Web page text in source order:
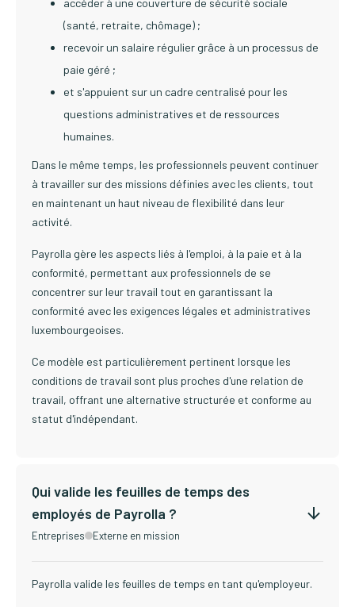
accéder à une couverture de sécurité sociale
(santé, retraite, chômage) ;
recevoir un salaire régulier grâce à un processus de
paie géré ;
et s'appuient sur un cadre centralisé pour les
questions administratives et de ressources
humaines.
Dans le même temps, les professionnels peuvent continuer
à travailler sur des missions définies avec les clients, tout
en maintenant un haut niveau de flexibilité dans leur
activité.
Payrolla gère les aspects liés à l'emploi, à la paie et à la
conformité, permettant aux professionnels de se
concentrer sur leur travail tout en garantissant la
conformité avec les exigences légales et administratives
luxembourgeoises.
Ce modèle est particulièrement pertinent lorsque les
conditions de travail sont plus proches d'une relation de
travail, offrant une alternative structurée et conforme au
statut d'indépendant.
Qui valide les feuilles de temps des
employés de Payrolla ?
Entreprises Externe en mission
Payrolla valide les feuilles de temps en tant qu'employeur.